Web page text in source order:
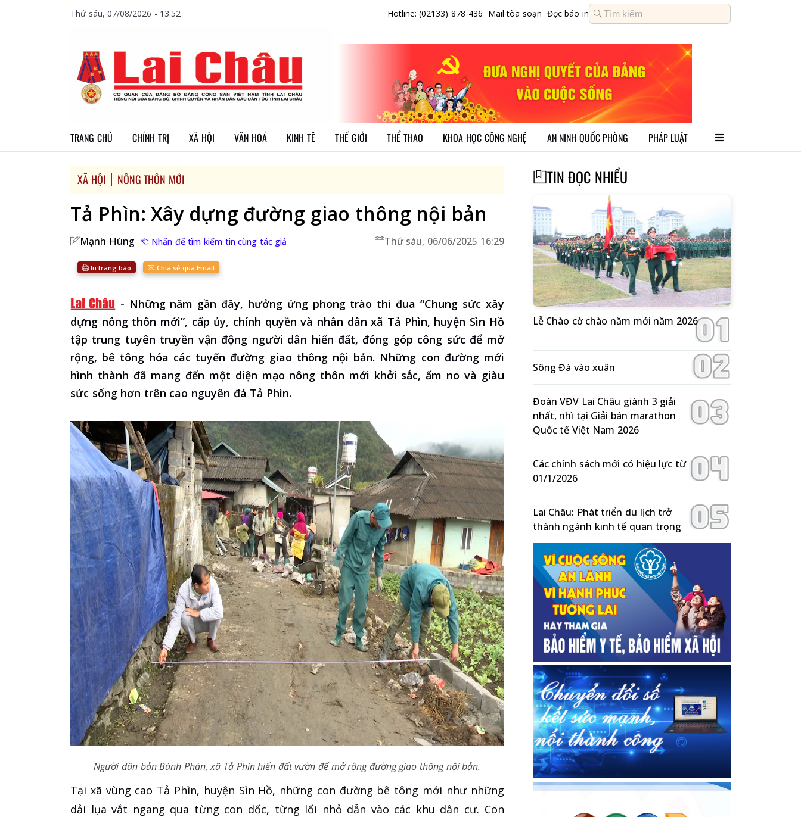
Thứ sáu, 07/08/2026 - 13:52 Hotline: (02133) 878 436 Mail tòa soạn Đọc báo in
TRANG CHỦ CHÍNH TRỊ XÃ HỘI VĂN HOÁ KINH TẾ THẾ GIỚI THỂ THAO KHOA HỌC CÔNG NGHỆ AN NINH QUỐC PHÒNG PHÁP LUẬT
XÃ HỘI NÔNG THÔN MỚI
Tả Phìn: Xây dựng đường giao thông nội bản
Mạnh Hùng Nhấn để tìm kiếm tin cùng tác giả Thứ sáu, 06/06/2025 16:29
In trang báo Chia sẻ qua Email
- Những năm gần đây, hưởng ứng phong trào thi đua “Chung sức xây
dựng nông thôn mới”, cấp ủy, chính quyền và nhân dân xã Tả Phìn, huyện Sìn Hồ
tập trung tuyên truyền vận động người dân hiến đất, đóng góp công sức để mở
rộng, bê tông hóa các tuyến đường giao thông nội bản. Những con đường mới
hình thành đã mang đến một diện mạo nông thôn mới khởi sắc, ấm no và giàu
sức sống hơn trên cao nguyên đá Tả Phìn.
Người dân bản Bành Phán, xã Tả Phìn hiến đất vườn để mở rộng đường giao thông nội bản.
Tại xã vùng cao Tả Phìn, huyện Sìn Hồ, những con đường bê tông mới như những
dải lụa vắt ngang qua từng con dốc, từng lối nhỏ dẫn vào các khu dân cư. Con
TIN ĐỌC NHIỀU
Lễ Chào cờ chào năm mới năm 2026
Sông Đà vào xuân
Đoàn VĐV Lai Châu giành 3 giải
nhất, nhì tại Giải bán marathon
Quốc tế Việt Nam 2026
Các chính sách mới có hiệu lực từ
01/1/2026
Lai Châu: Phát triển du lịch trở
thành ngành kinh tế quan trọng